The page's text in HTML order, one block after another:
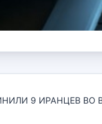
9 ИРАНЦЕВ ВО